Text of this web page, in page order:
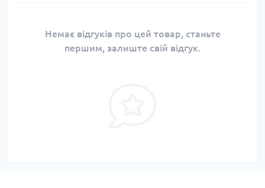
Немає відгуків про цей товар, станьте
першим, залиште свій відгук.